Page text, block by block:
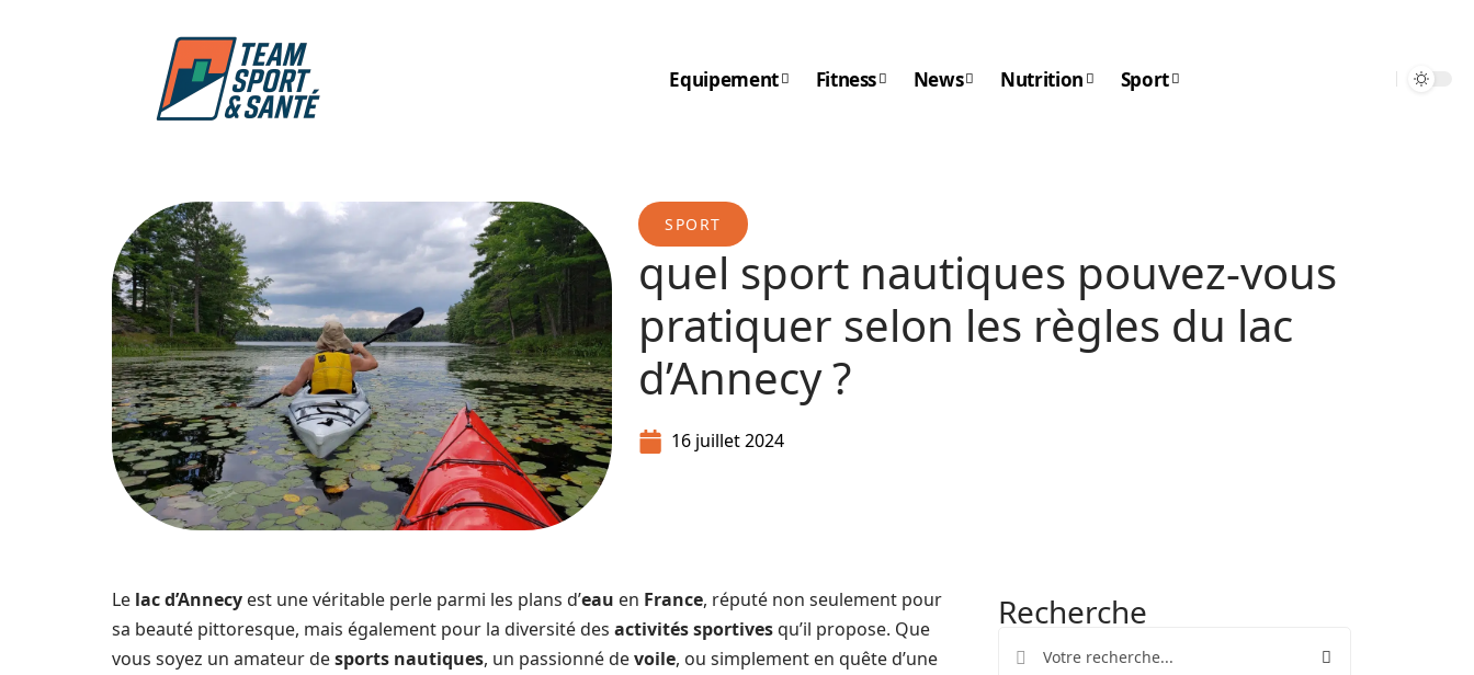
Equipement Fitness News Nutrition Sport
SPORT
quel sport nautiques pouvez-vous
pratiquer selon les règles du lac
d’Annecy ?
16 juillet 2024
Le lac d’Annecy est une véritable perle parmi les plans d’eau en France, réputé non seulement pour
sa beauté pittoresque, mais également pour la diversité des activités sportivesqu’il propose. Que
vous soyez un amateur desports nautiques, un passionné devoile, ou simplement en quête d’une
Recherche